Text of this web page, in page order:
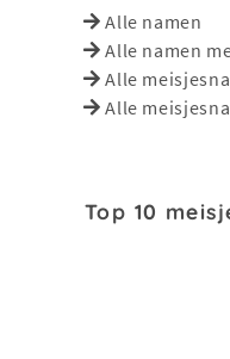
Alle namen
Alle namen
Alle
Alle
Top 10